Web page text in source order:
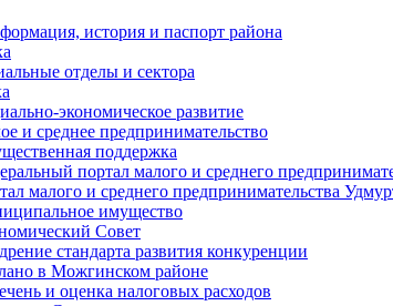
история и паспорт района
отделы и сектора
экономическое развитие
и среднее предпринимательство
поддержка
портал малого и среднего
малого и среднего предпринимательства
имущество
Совет
стандарта развития конкуренции
в Можгинском районе
и оценка налоговых расходов